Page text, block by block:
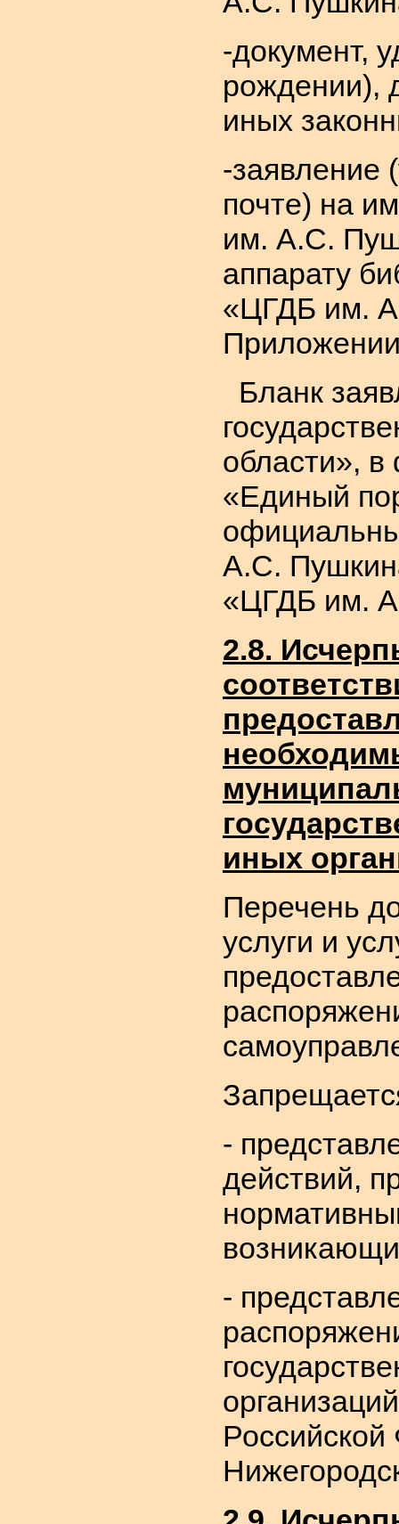
-документ,
рождении),
иных
-заявление
почте) на
им. А.С.
аппарату
«ЦГДБ им.
Бланк
области»,
«Единый
А.С.
«ЦГДБ им.
2.8.
иных
Перечень
услуги и
-
действий,
-